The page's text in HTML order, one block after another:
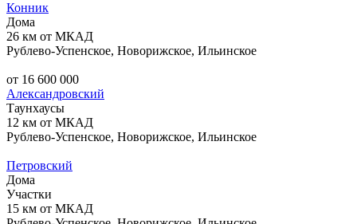
Конник
Дома
26 км от МКАД
Рублево-Успенское, Новорижское, Ильинское
от 16 600 000
Александровский
Таунхаусы
12 км от МКАД
Рублево-Успенское, Новорижское, Ильинское
Петровский
Дома
Участки
15 км от МКАД